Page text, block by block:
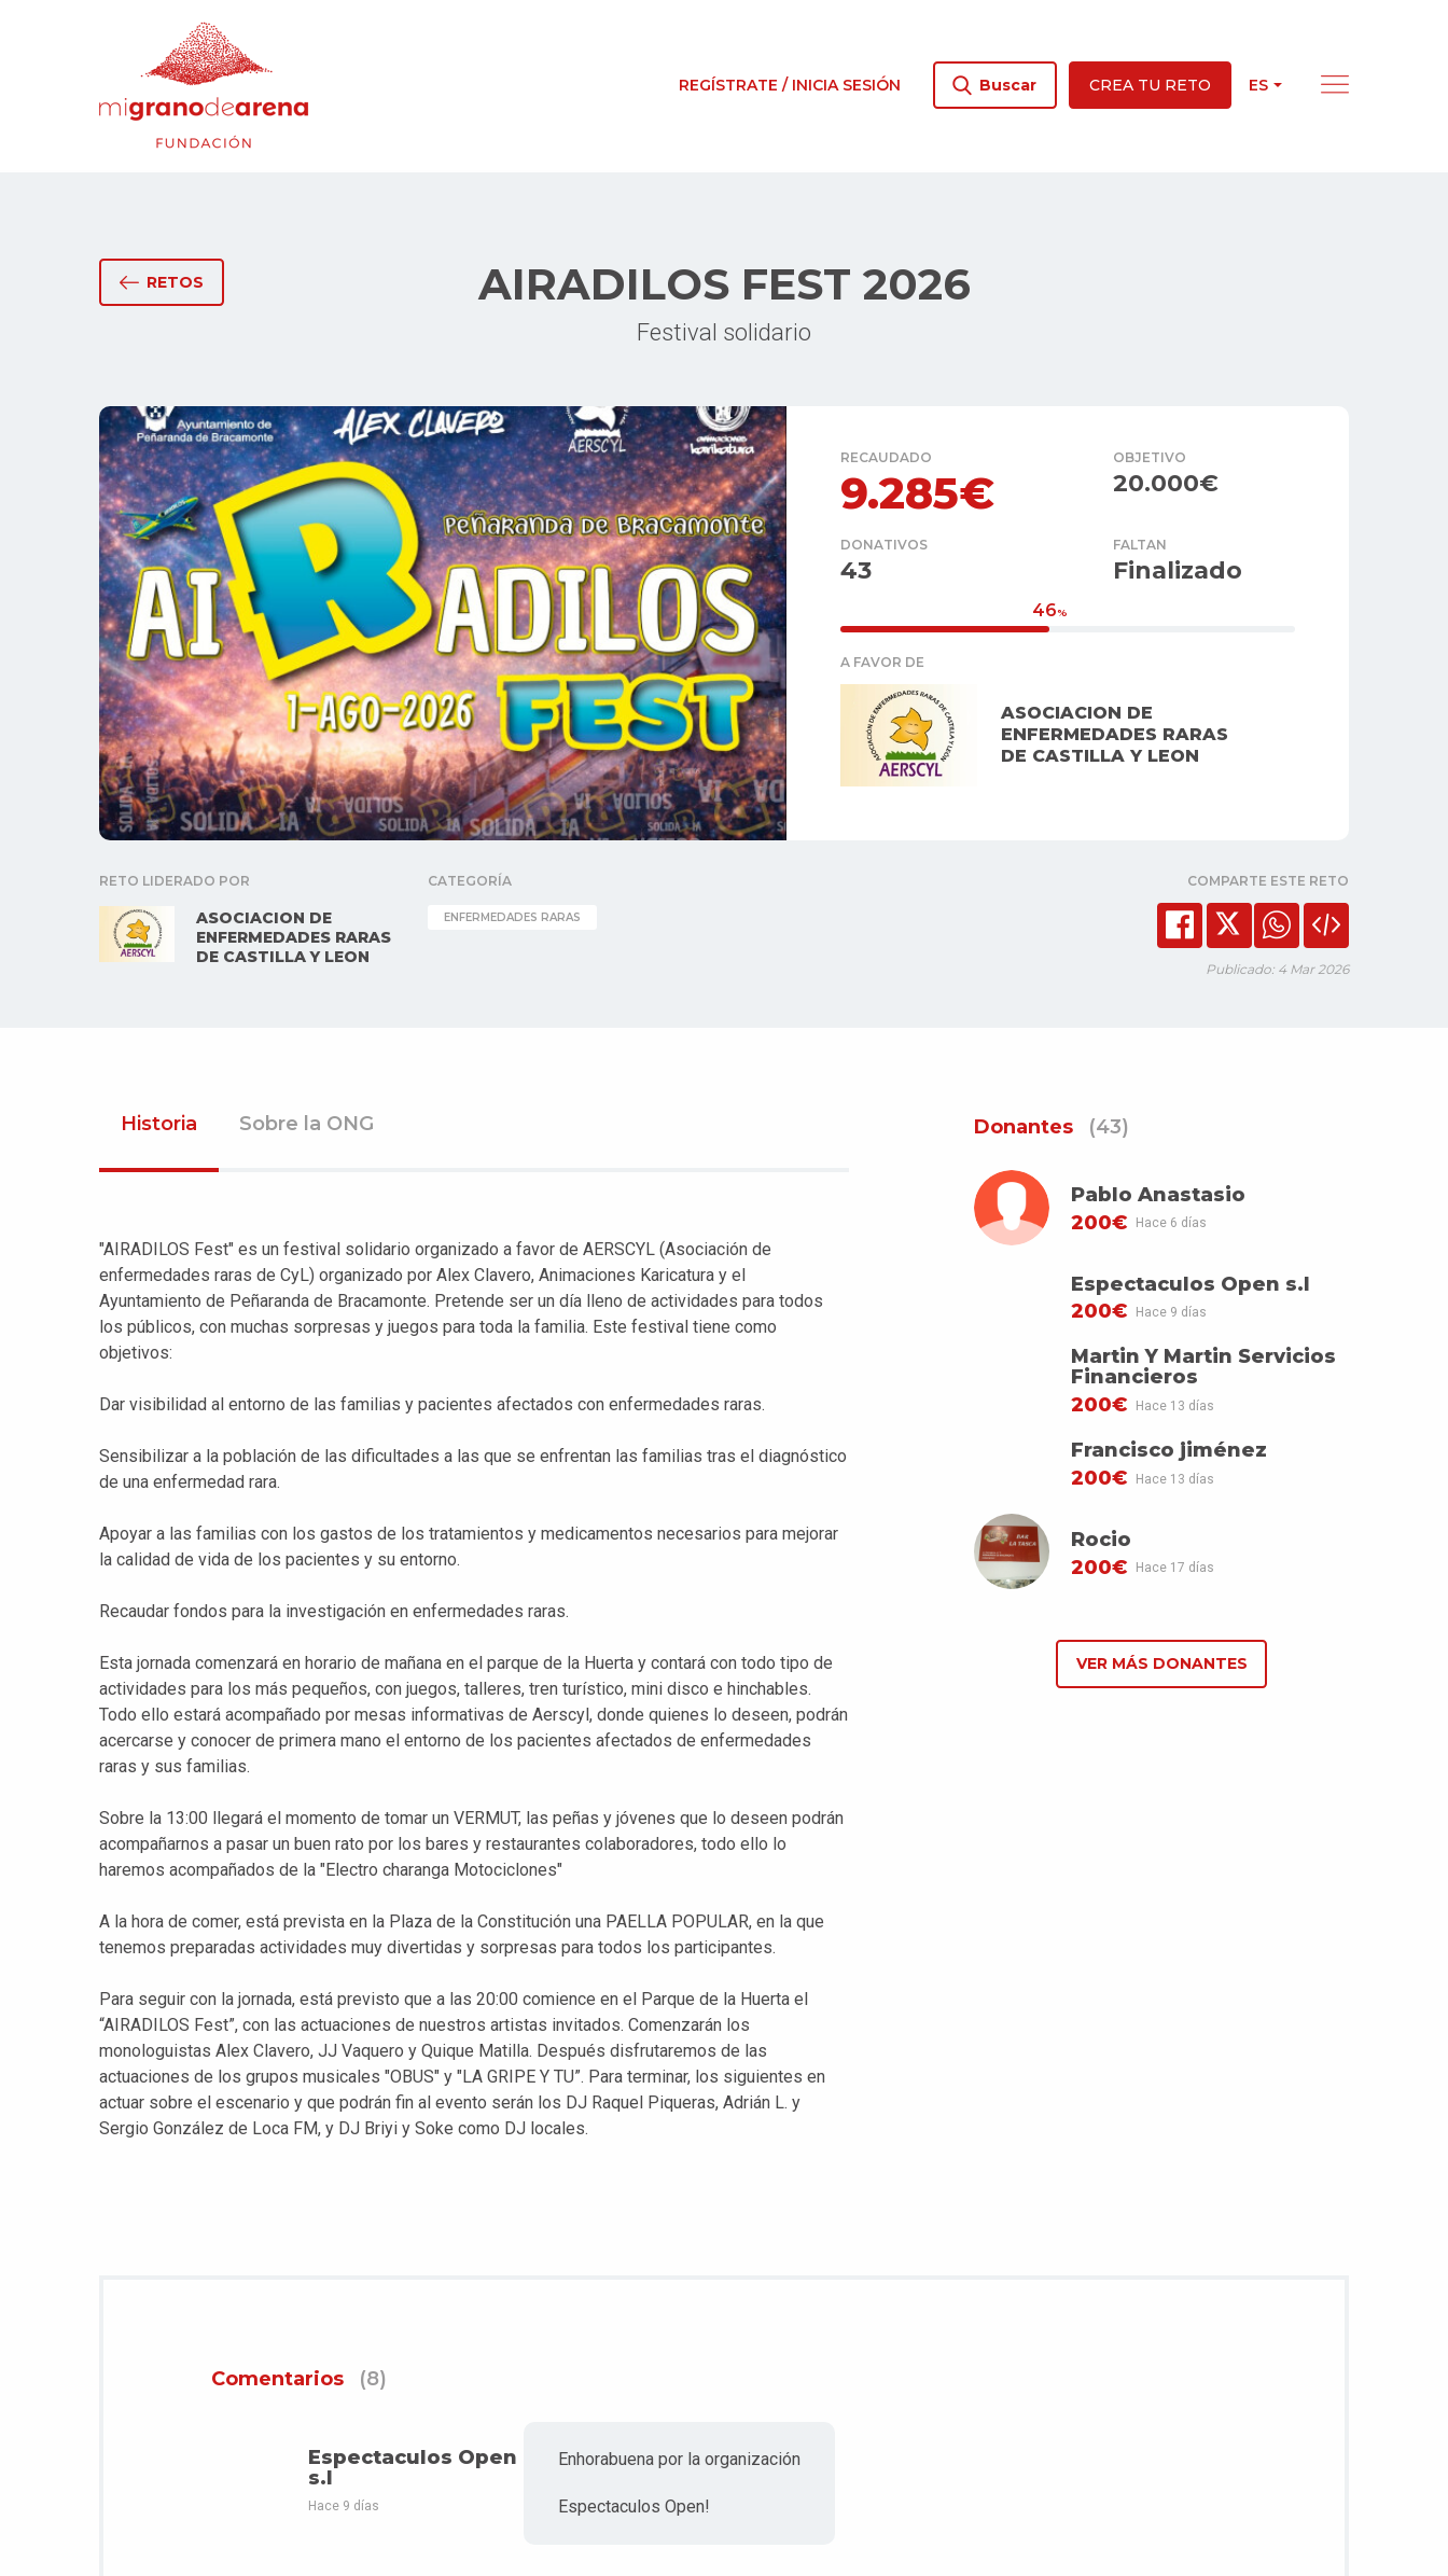
REGÍSTRATE / INICIA SESIÓN Buscar CREA TU RETO ES
RETOS AIRADILOS FEST 2026
Festival solidario
RECAUDADO
9.285€
OBJETIVO
20.000€
DONATIVOS
43
FALTAN
Finalizado
46%
A FAVOR DE
ASOCIACION DE
ENFERMEDADES RARAS
DE CASTILLA Y LEON
RETO LIDERADO POR
ASOCIACION DE
ENFERMEDADES RARAS
DE CASTILLA Y LEON
CATEGORÍA
ENFERMEDADES RARAS
COMPARTE ESTE RETO
Publicado: 4 Mar 2026
Historia Sobre la ONG
"AIRADILOS Fest" es un festival solidario organizado a favor de AERSCYL (Asociación de
enfermedades raras de CyL) organizado por Alex Clavero, Animaciones Karicatura y el
Ayuntamiento de Peñaranda de Bracamonte. Pretende ser un día lleno de actividades para todos
los públicos, con muchas sorpresas y juegos para toda la familia. Este festival tiene como
objetivos:
Dar visibilidad al entorno de las familias y pacientes afectados con enfermedades raras.
Sensibilizar a la población de las dificultades a las que se enfrentan las familias tras el diagnóstico
de una enfermedad rara.
Apoyar a las familias con los gastos de los tratamientos y medicamentos necesarios para mejorar
la calidad de vida de los pacientes y su entorno.
Recaudar fondos para la investigación en enfermedades raras.
Esta jornada comenzará en horario de mañana en el parque de la Huerta y contará con todo tipo de
actividades para los más pequeños, con juegos, talleres, tren turístico, mini disco e hinchables.
Todo ello estará acompañado por mesas informativas de Aerscyl, donde quienes lo deseen, podrán
acercarse y conocer de primera mano el entorno de los pacientes afectados de enfermedades
raras y sus familias.
Sobre la 13:00 llegará el momento de tomar un VERMUT, las peñas y jóvenes que lo deseen podrán
acompañarnos a pasar un buen rato por los bares y restaurantes colaboradores, todo ello lo
haremos acompañados de la "Electro charanga Motociclones"
A la hora de comer, está prevista en la Plaza de la Constitución una PAELLA POPULAR, en la que
tenemos preparadas actividades muy divertidas y sorpresas para todos los participantes.
Para seguir con la jornada, está previsto que a las 20:00 comience en el Parque de la Huerta el
“AIRADILOS Fest”, con las actuaciones de nuestros artistas invitados. Comenzarán los
monologuistas Alex Clavero, JJ Vaquero y Quique Matilla. Después disfrutaremos de las
actuaciones de los grupos musicales "OBUS" y "LA GRIPE Y TU”. Para terminar, los siguientes en
actuar sobre el escenario y que podrán fin al evento serán los DJ Raquel Piqueras, Adrián L. y
Sergio González de Loca FM, y DJ Briyi y Soke como DJ locales.
Donantes (43)
Pablo Anastasio
200€
Hace 6 días
Espectaculos Open s.l
200€
Hace 9 días
Martin Y Martin Servicios
Financieros
200€
Hace 13 días
Francisco jiménez
200€
Hace 13 días
Rocio
200€
Hace 17 días
VER MÁS DONANTES
Comentarios (8)
Espectaculos Open
s.l
Hace 9 días
Enhorabuena por la organización
Espectaculos Open!